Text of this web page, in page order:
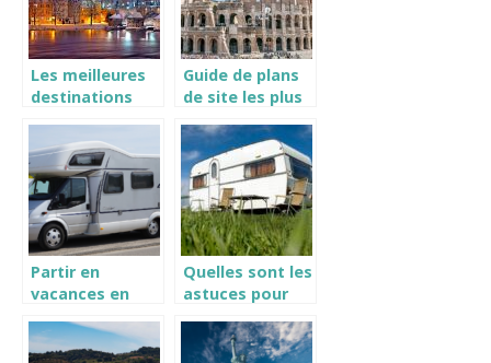
Les meilleures
destinations
partez en
Europe
Guide de plans
de site les plus
Italie
Partir en
vacances en
Quelles sont les
astuces pour
moindre cout